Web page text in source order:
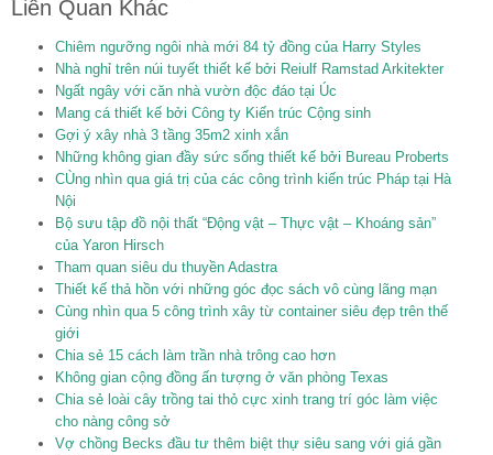
Liên Quan Khác
Chiêm ngưỡng ngôi nhà mới 84 tỷ đồng của Harry Styles
Nhà nghỉ trên núi tuyết thiết kế bởi Reiulf Ramstad Arkitekter
Ngất ngây với căn nhà vườn độc đáo tại Úc
Mang cá thiết kế bởi Công ty Kiến trúc Cộng sinh
Gợi ý xây nhà 3 tầng 35m2 xinh xắn
Những không gian đầy sức sống thiết kế bởi Bureau Proberts
CÙng nhìn qua giá trị của các công trình kiến trúc Pháp tại Hà
Nội
Bộ sưu tập đồ nội thất “Động vật – Thực vật – Khoáng sản”
của Yaron Hirsch
Tham quan siêu du thuyền Adastra
Thiết kế thả hồn với những góc đọc sách vô cùng lãng mạn
Cùng nhìn qua 5 công trình xây từ container siêu đẹp trên thế
giới
Chia sẻ 15 cách làm trần nhà trông cao hơn
Không gian cộng đồng ấn tượng ở văn phòng Texas
Chia sẻ loài cây trồng tai thỏ cực xinh trang trí góc làm việc
cho nàng công sở
Vợ chồng Becks đầu tư thêm biệt thự siêu sang với giá gần